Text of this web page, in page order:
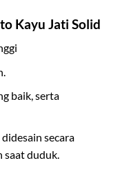
Kayu Jati Solid
baik, serta
secara
saat duduk.